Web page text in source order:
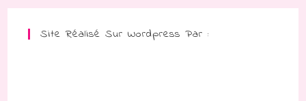
Site Réalisé Sur Wordpress Par :